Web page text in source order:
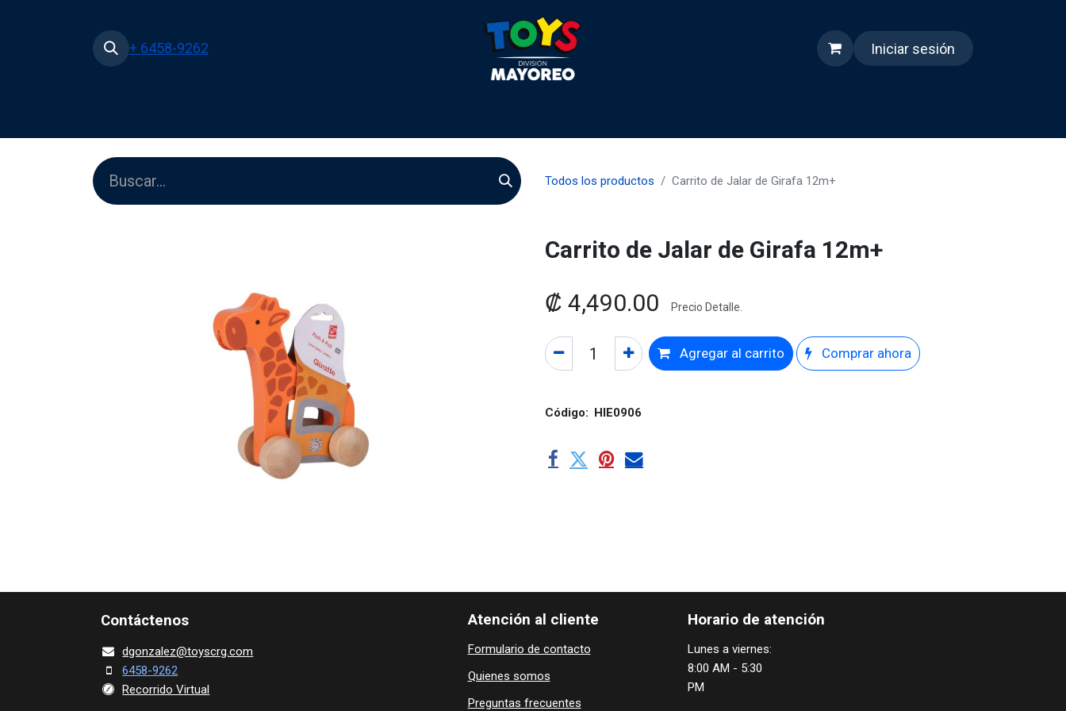
+ 6458-9262 Iniciar sesión
Todos los productos Carrito de Jalar de Girafa 12m+
Carrito de Jalar de Girafa 12m+
₡ 4,490.00 Precio Detalle.
Agregar al carrito Comprar ahora
Código: HIE0906
Contácte​nos
dgonza​lez@toy​scrg.c​o​m
6458-9262
Recorrido Virtual
Horario de atención
Lunes a viernes:
8:00 AM - 5:30
PM
Atención al cliente
Formulario de contacto
Quienes ​som​​​os
Preguntas frecuentes